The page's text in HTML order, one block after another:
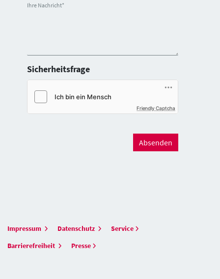
Ihre Nachricht*
Friendly Captcha
Sicherheitsfrage
Absenden
Impressum Datenschutz
Service
Barrierefreiheit
Presse